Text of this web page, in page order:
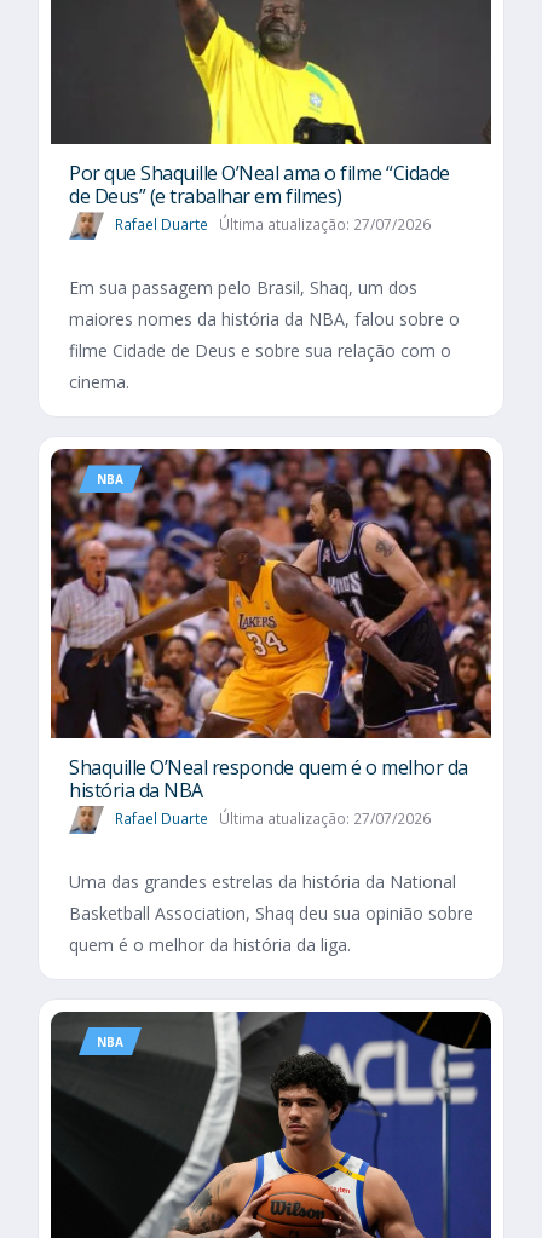
Por que Shaquille O’Neal ama o filme “Cidade
de Deus” (e trabalhar em filmes)
Rafael Duarte Última atualização: 27/07/2026
Em sua passagem pelo Brasil, Shaq, um dos
maiores nomes da história da NBA, falou sobre o
filme Cidade de Deus e sobre sua relação com o
cinema.
NBA
Shaquille O’Neal responde quem é o melhor da
história da NBA
Rafael Duarte Última atualização: 27/07/2026
Uma das grandes estrelas da história da National
Basketball Association, Shaq deu sua opinião sobre
quem é o melhor da história da liga.
NBA